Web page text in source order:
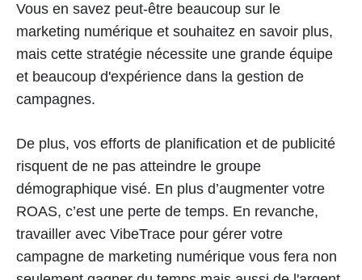
Vous en savez peut-être beaucoup sur le
marketing numérique et souhaitez en savoir plus,
mais cette stratégie nécessite une grande équipe
et beaucoup d'expérience dans la gestion de
campagnes.
De plus, vos efforts de planification et de publicité
risquent de ne pas atteindre le groupe
démographique visé. En plus d’augmenter votre
ROAS, c’est une perte de temps. En revanche,
travailler avec VibeTrace pour gérer votre
campagne de marketing numérique vous fera non